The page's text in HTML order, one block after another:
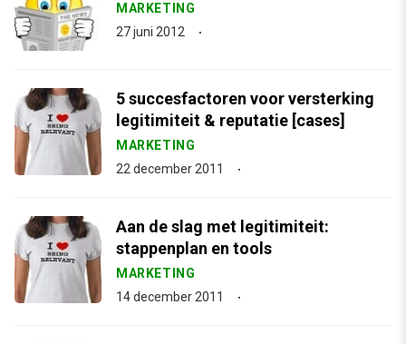
MARKETING
27 juni 2012
5 succesfactoren voor versterking
legitimiteit & reputatie [cases]
MARKETING
22 december 2011
Aan de slag met legitimiteit:
stappenplan en tools
MARKETING
14 december 2011